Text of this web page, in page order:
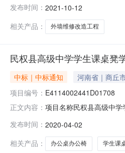
2021-0263、项目地点：
二、谈判人资格要求2
发布时间： 2021-10-12
相关产品：
外墙维修改造工程
民权县高级中学学生课桌凳
中标｜中标通知
河南省｜商丘
项目编号： E4114002441D01708
正文内容： 项目名称民权县高级中
公椅采购项目中标结果
【2020】
发布时间： 2020-04-02
相关产品：
办公桌办公椅 学生课